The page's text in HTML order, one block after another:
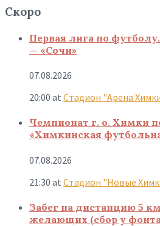
Скоро
Первая лига по
— «Сочи»
07.08.2026
20:00 at Стадион "Арена
Чемпионат г. о. Химки
«Химкинская
07.08.2026
21:30 at Стадион "Новые
Забег на дистанцию 5
желающих (сбор у